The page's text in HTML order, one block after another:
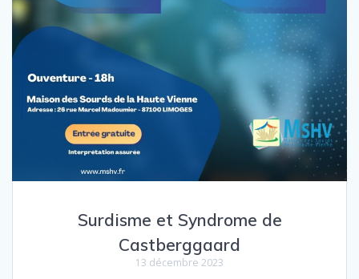
Surdisme et Syndrome de
Castberggaard
13 décembre 2023